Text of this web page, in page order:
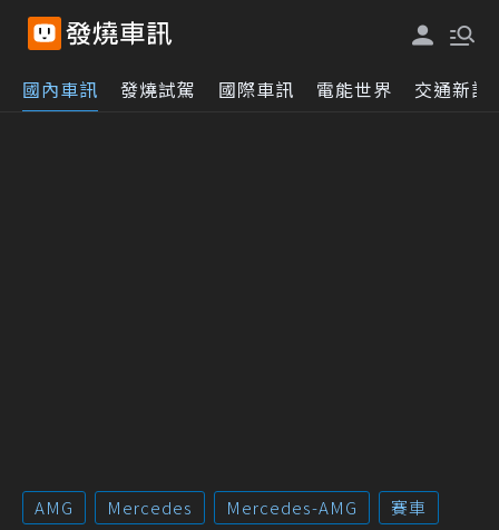
國內車訊 發燒試駕 國際車訊 電能世界 交通新訊
AMG Mercedes Mercedes-AMG
賽車